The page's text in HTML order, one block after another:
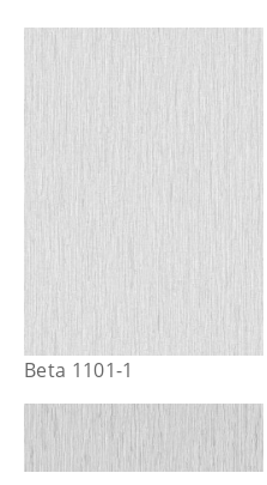
Beta 1101-1